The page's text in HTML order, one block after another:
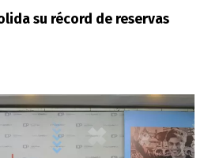
su récord de reservas